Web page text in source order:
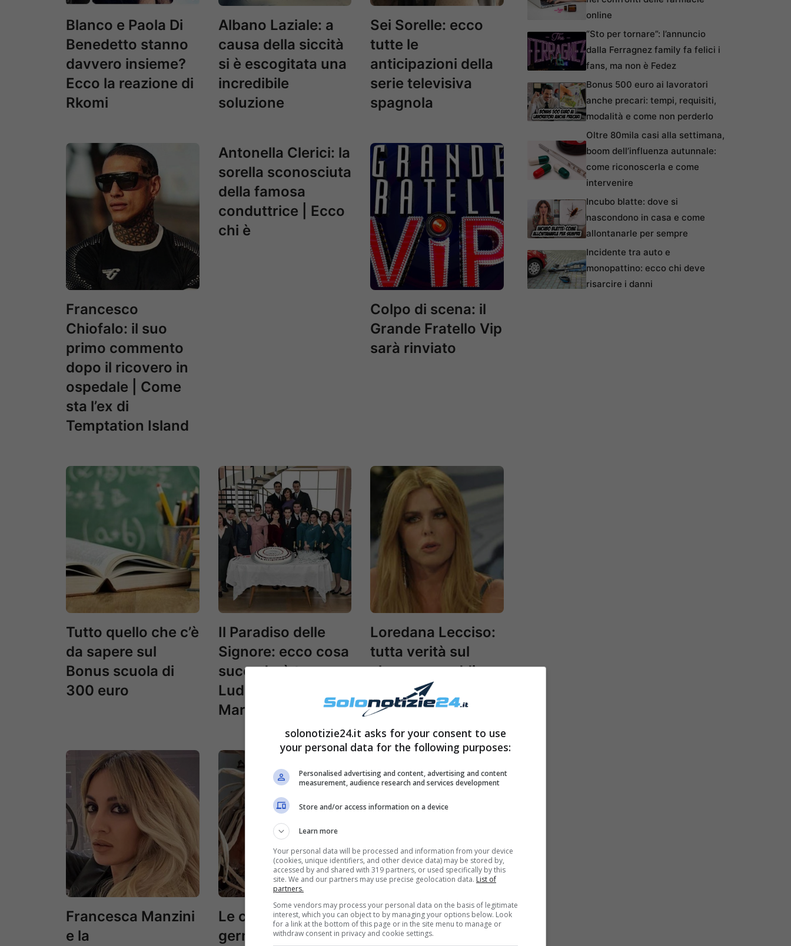
Blanco e Paola Di
Benedetto stanno
davvero insieme?
Ecco la reazione di
Rkomi
Albano Laziale: a
causa della siccità
si è escogitata una
incredibile
soluzione
Sei Sorelle: ecco
tutte le
anticipazioni della
serie televisiva
spagnola
Francesco
Chiofalo: il suo
primo commento
dopo il ricovero in
ospedale | Come
sta l’ex di
Temptation Island
Antonella Clerici: la
sorella sconosciuta
della famosa
conduttrice | Ecco
chi è
Colpo di scena: il
Grande Fratello Vip
sarà rinviato
Tutto quello che c’è
da sapere sul
Bonus scuola di
300 euro
Il Paradiso delle
Signore: ecco cosa
succederà tra
Ludovica e
Marcello
Loredana Lecciso:
tutta verità sul
clamoroso addio
alla Tv
Francesca Manzini
e la
Le cipolle
germogliate,
Lazio-Inter,
striscione per la
online
“Sto per tornare”: l’annuncio
dalla Ferragnez family fa felici i
fans, ma non è Fedez
Bonus 500 euro ai lavoratori
anche precari: tempi, requisiti,
modalità e come non perderlo
Oltre 80mila casi alla settimana,
boom dell’influenza autunnale:
come riconoscerla e come
intervenire
Incubo blatte: dove si
nascondono in casa e come
allontanarle per sempre
Incidente tra auto e
monopattino: ecco chi deve
risarcire i danni
solonotizie24.it asks for your consent to use
your personal data for the following purposes:
Personalised advertising and content, advertising and content
measurement, audience research and services development
Store and/or access information on a device
Learn more
Your personal data will be processed and information from your device
(cookies, unique identifiers, and other device data) may be stored by,
accessed by and shared with 319 partners, or used specifically by this
site. We and our partners may use precise geolocation data. List of
partners.
Some vendors may process your personal data on the basis of legitimate
interest, which you can object to by managing your options below. Look
for a link at the bottom of this page or in the site menu to manage or
withdraw consent in privacy and cookie settings.